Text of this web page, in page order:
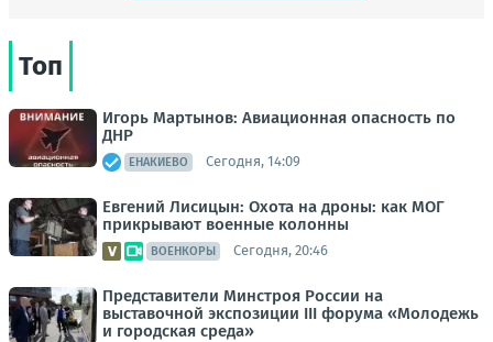
Топ
Игорь Мартынов: Авиационная опасность по
ДНР
ЕНАКИЕВО Сегодня, 14:09
Евгений Лисицын: Охота на дроны: как МОГ
прикрывают военные колонны
ВОЕНКОРЫ Сегодня, 20:46
Представители Минстроя России на
выставочной экспозиции III форума «Молодежь
и городская среда»